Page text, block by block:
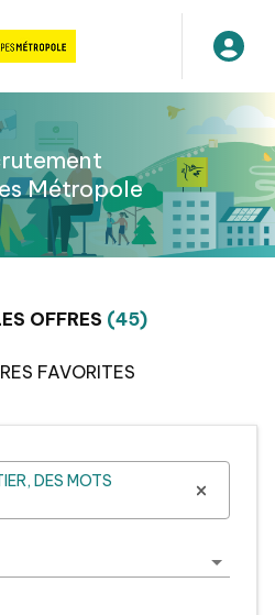
Métropole
OFFRES (45)
FAVORITES
DES MOTS